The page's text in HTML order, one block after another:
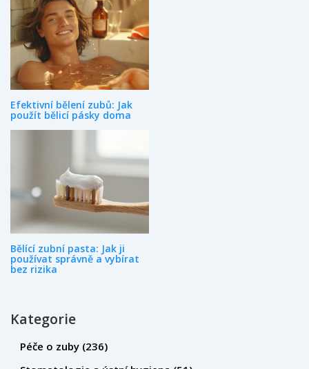
Efektivní bělení zubů: Jak
použít bělicí pásky doma
Bělící zubní pasta: Jak ji
používat správně a vybírat
bez rizika
Kategorie
Péče o zuby (236)